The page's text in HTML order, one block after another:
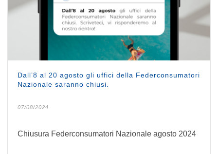
Dall’8 al 20 agosto gli uffici della Federconsumatori
Nazionale saranno chiusi.
07/08/2024
Chiusura Federconsumatori Nazionale agosto 2024